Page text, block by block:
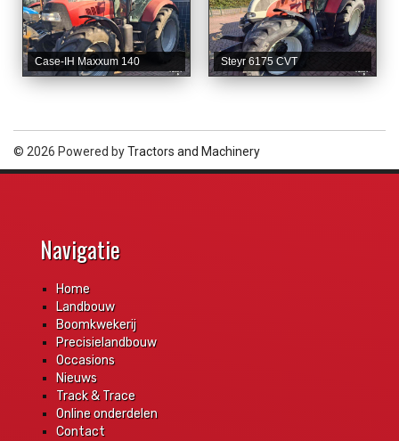
Case-IH Maxxum 140 Steyr 6175 CVT
© 2026 Powered byTractors and Machinery
Navigatie
Home
Landbouw
Boomkwekerij
Precisielandbouw
Occasions
Nieuws
Track & Trace
Online onderdelen
Contact